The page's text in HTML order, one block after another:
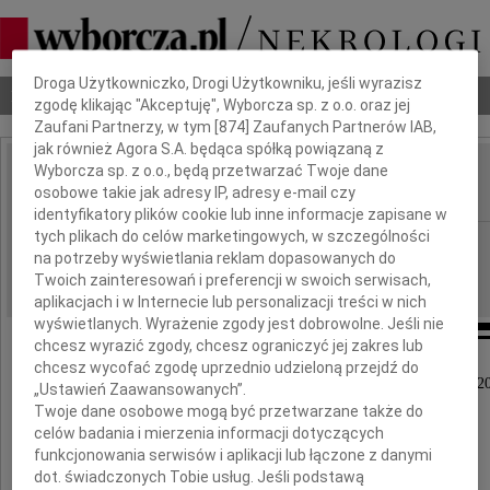
Nekrologi Odeszli Poradnik pogrzebowy
IMIĘ I NAZWISKO: Zofia Wójcicka
REGION: Szczecin
DATA EMISJI: 02.07.2011
Z głębokim żalem zawiadamiamy, że dnia 28 czerwca
zmarła
Dbamy o Twoją prywatność
Droga Użytkowniczko, Drogi Użytkowniku, jeśli wyrazisz
zgodę klikając "Akceptuję", Wyborcza sp. z o.o. oraz jej
Zaufani Partnerzy, w tym [874 ] Zaufanych Partnerów IAB,
jak również Agora S.A. będąca spółką powiązaną z
Wyborcza sp. z o.o., będą przetwarzać Twoje dane
osobowe takie jak adresy IP, adresy e-mail czy
identyfikatory plików cookie lub inne informacje zapisane w
tych plikach do celów marketingowych, w szczególności
na potrzeby wyświetlania reklam dopasowanych do
Twoich zainteresowań i preferencji w swoich serwisach,
aplikacjach i w Internecie lub personalizacji treści w nich
wyświetlanych. Wyrażenie zgody jest dobrowolne. Jeśli nie
chcesz wyrazić zgody, chcesz ograniczyć jej zakres lub
chcesz wycofać zgodę uprzednio udzieloną przejdź do
„Ustawień Zaawansowanych”.
Twoje dane osobowe mogą być przetwarzane także do
celów badania i mierzenia informacji dotyczących
funkcjonowania serwisów i aplikacji lub łączone z danymi
dot. świadczonych Tobie usług. Jeśli podstawą